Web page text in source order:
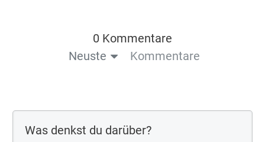
0 Kommentare
Neuste
Kommentare